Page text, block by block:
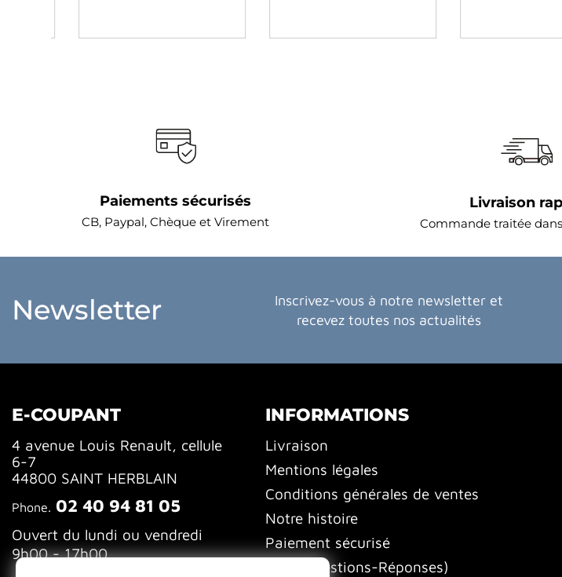
Paiements sécurisés
CB, Paypal, Chèque et Virement
Livraison
Commande traitée
Newsletter
Inscrivez-vous à notre newsletter et
recevez toutes nos actualités
E-COUPANT
4 avenue Louis Renault, cellule
6-7
44800 SAINT HERBLAIN
Phone. 02 40 94 81 05
Ouvert du lundi ou vendredi
9h00 - 17h00
INFORMATIONS
Livraison
Mentions légales
Conditions générales de ventes
Notre histoire
Paiement sécurisé
FAQ (Questions-Réponses)